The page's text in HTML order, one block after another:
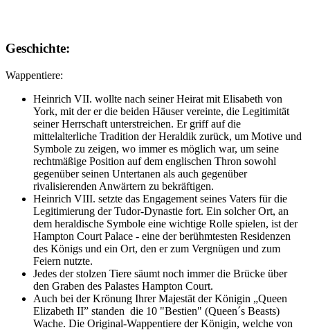
Geschichte:
Wappentiere:
Heinrich VII. wollte nach seiner Heirat mit Elisabeth von
York, mit der er die beiden Häuser vereinte, die Legitimität
seiner Herrschaft unterstreichen. Er griff auf die
mittelalterliche Tradition der Heraldik zurück, um Motive und
Symbole zu zeigen, wo immer es möglich war, um seine
rechtmäßige Position auf dem englischen Thron sowohl
gegenüber seinen Untertanen als auch gegenüber
rivalisierenden Anwärtern zu bekräftigen.
Heinrich VIII. setzte das Engagement seines Vaters für die
Legitimierung der Tudor-Dynastie fort. Ein solcher Ort, an
dem heraldische Symbole eine wichtige Rolle spielen, ist der
Hampton Court Palace - eine der berühmtesten Residenzen
des Königs und ein Ort, den er zum Vergnügen und zum
Feiern nutzte.
Jedes der stolzen Tiere säumt noch immer die Brücke über
den Graben des Palastes Hampton Court.
Auch bei der Krönung Ihrer Majestät der Königin „Queen
Elizabeth II” standen die 10 "Bestien" (Queen´s Beasts)
Wache. Die Original-Wappentiere der Königin, welche von